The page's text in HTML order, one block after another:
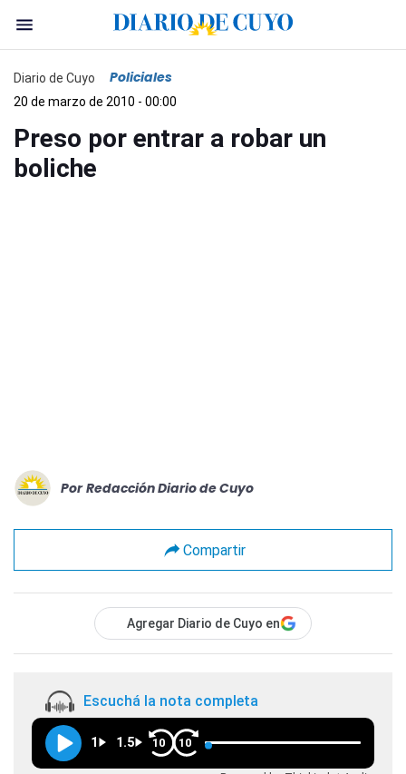
Diario de Cuyo Policiales
20 de marzo de 2010 - 00:00
Preso por entrar a robar un
boliche
Por Redacción Diario de Cuyo
Compartir
Agregar Diario de Cuyo en
Escuchá la nota completa
1 1.5 10 10